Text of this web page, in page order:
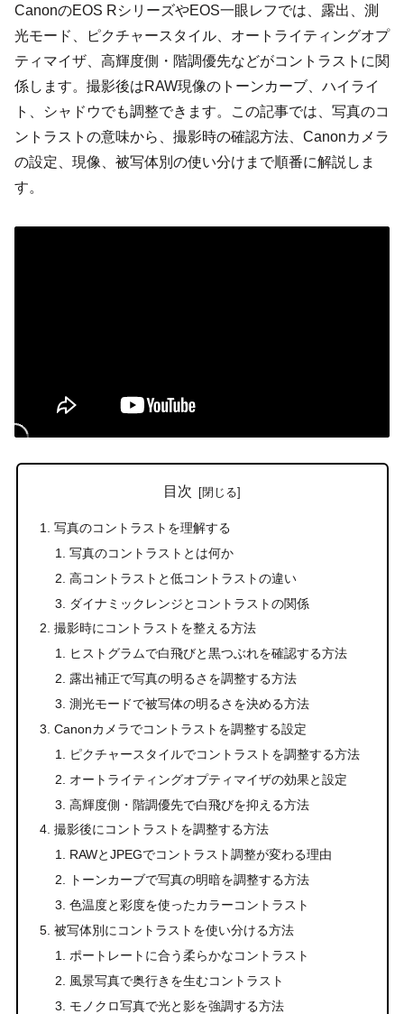
CanonのEOS RシリーズやEOS一眼レフでは、露出、測
光モード、ピクチャースタイル、オートライティングオプ
ティマイザ、高輝度側・階調優先などがコントラストに関
係します。撮影後はRAW現像のトーンカーブ、ハイライ
ト、シャドウでも調整できます。この記事では、写真のコ
ントラストの意味から、撮影時の確認方法、Canonカメラ
の設定、現像、被写体別の使い分けまで順番に解説しま
す。
目次
写真のコントラストを理解する
写真のコントラストとは何か
高コントラストと低コントラストの違い
ダイナミックレンジとコントラストの関係
撮影時にコントラストを整える方法
ヒストグラムで白飛びと黒つぶれを確認する方法
露出補正で写真の明るさを調整する方法
測光モードで被写体の明るさを決める方法
Canonカメラでコントラストを調整する設定
ピクチャースタイルでコントラストを調整する方法
オートライティングオプティマイザの効果と設定
高輝度側・階調優先で白飛びを抑える方法
撮影後にコントラストを調整する方法
RAWとJPEGでコントラスト調整が変わる理由
トーンカーブで写真の明暗を調整する方法
色温度と彩度を使ったカラーコントラスト
被写体別にコントラストを使い分ける方法
ポートレートに合う柔らかなコントラスト
風景写真で奥行きを生むコントラスト
モノクロ写真で光と影を強調する方法